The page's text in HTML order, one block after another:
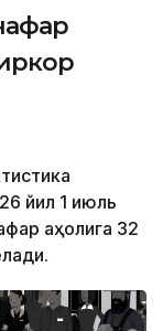
йил 1 июль
аҳолига 32